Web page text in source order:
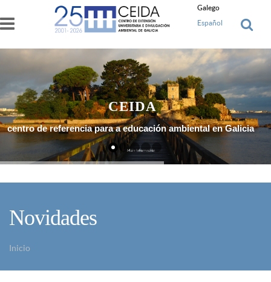
Ir o contido principal
Galego
Español
centro de referencia para a educación ambiental en Galicia
Máis Información
CEIDA
Novidades
Inicio